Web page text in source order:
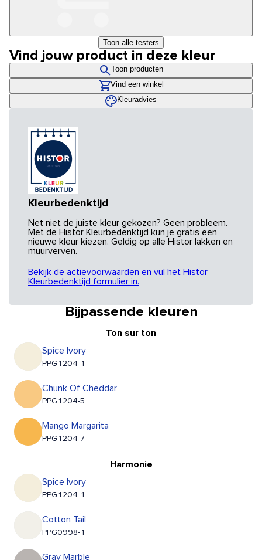
Toon alle testers
Vind jouw product in deze kleur
Toon producten
Vind een winkel
Kleuradvies
Kleurbedenktijd
Net niet de juiste kleur gekozen? Geen probleem.
Met de Histor Kleurbedenktijd kun je gratis een
nieuwe kleur kiezen. Geldig op alle Histor lakken en
muurverven.
Bekijk de actievoorwaarden en vul het Histor
Kleurbedenktijd formulier in.
Bijpassende kleuren
Ton sur ton
Spice Ivory
PPG1204-1
Chunk Of Cheddar
PPG1204-5
Mango Margarita
PPG1204-7
Harmonie
Spice Ivory
PPG1204-1
Cotton Tail
PPG0998-1
Gray Marble